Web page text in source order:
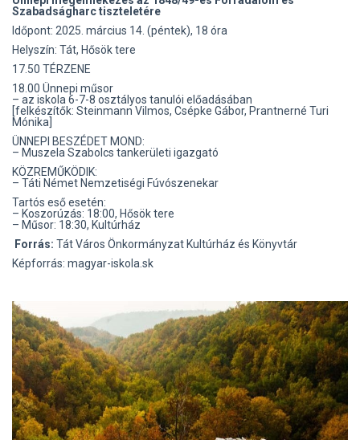
Szabadságharc tiszteletére
Időpont: 2025. március 14. (péntek), 18 óra
Helyszín: Tát, Hősök tere
17.50 TÉRZENE
18.00 Ünnepi műsor
– az iskola 6-7-8 osztályos tanulói előadásában
[felkészítők: Steinmann Vilmos, Csépke Gábor, Prantnerné Turi
Mónika]
ÜNNEPI BESZÉDET MOND:
– Muszela Szabolcs tankerületi igazgató
KÖZREMŰKÖDIK:
– Táti Német Nemzetiségi Fúvószenekar
Tartós eső esetén:
– Koszorúzás: 18:00, Hősök tere
– Műsor: 18:30, Kultúrház
Forrás: Tát Város Önkormányzat Kultúrház és Könyvtár
Képforrás: magyar-iskola.sk